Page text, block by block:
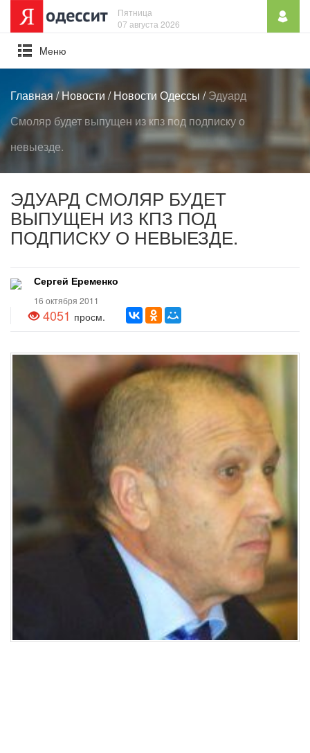
Пятница
07 августа 2026
Mеню
Главная/Новости /Новости Одессы/Эдуард
Смоляр будет выпущен из кпз под подписку о
невыезде.
ЭДУАРД СМОЛЯР БУДЕТ
ВЫПУЩЕН ИЗ КПЗ ПОД
ПОДПИСКУ О НЕВЫЕЗДЕ.
Сергей Еременко
16 октября 2011
4051 просм.